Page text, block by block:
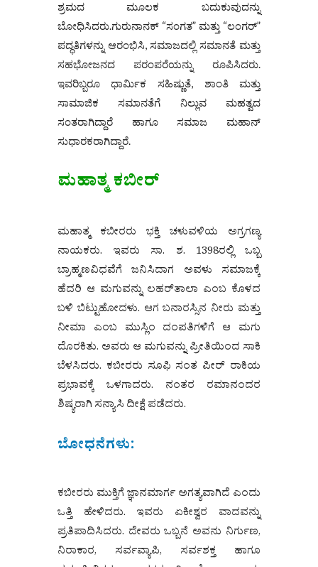
ಶ್ರಮದ ಮೂಲಕ ಬದುಕುವುದನ್ನು
ಬೋಧಿಸಿದರು.ಗುರುನಾನಕ್ “ಸಂಗತ” ಮತ್ತು “ಲಂಗರ್”
ಪದ್ಧತಿಗಳನ್ನು ಆರಂಭಿಸಿ, ಸಮಾಜದಲ್ಲಿ ಸಮಾನತೆ ಮತ್ತು
ಸಹಭೋಜನದ ಪರಂಪರೆಯನ್ನು ರೂಪಿಸಿದರು.
ಇವರಿಬ್ಬರೂ ಧಾರ್ಮಿಕ ಸಹಿಷ್ಣುತೆ, ಶಾಂತಿ ಮತ್ತು
ಸಾಮಾಜಿಕ ಸಮಾನತೆಗೆ ನಿಲ್ಲುವ ಮಹತ್ವದ
ಸಂತರಾಗಿದ್ದಾರೆ ಹಾಗೂ ಸಮಾಜ ಮಹಾನ್‌
ಸುಧಾರಕರಾಗಿದ್ದಾರೆ.
ಮಹಾತ್ಮ ಕಬೀರ್
ಮಹಾತ್ಮ ಕಬೀರರು ಭಕ್ತಿ ಚಳುವಳಿಯ ಅಗ್ರಗಣ್ಯ
ನಾಯಕರು. ಇವರು ಸಾ. ಶ. 1398ರಲ್ಲಿ ಒಬ್ಬ
ಬ್ರಾಹ್ಮಣವಿಧವೆಗೆ ಜನಿಸಿದಾಗ ಅವಳು ಸಮಾಜಕ್ಕೆ
ಹೆದರಿ ಆ ಮಗುವನ್ನು ಲಹರ್‌ತಾಲಾ ಎಂಬ ಕೊಳದ
ಬಳಿ ಬಿಟ್ಟುಹೋದಳು. ಆಗ ಬನಾರಸ್ಸಿನ ನೀರು ಮತ್ತು
ನೀಮಾ ಎಂಬ ಮುಸ್ಲಿಂ ದಂಪತಿಗಳಿಗೆ ಆ ಮಗು
ದೊರಕಿತು. ಅವರು ಆ ಮಗುವನ್ನು ಪ್ರೀತಿಯಿಂದ ಸಾಕಿ
ಬೆಳಸಿದರು. ಕಬೀರರು ಸೂಫಿ ಸಂತ ಪೀರ್ ರಾಕಿಯ
ಪ್ರಭಾವಕ್ಕೆ ಒಳಗಾದರು. ನಂತರ ರಮಾನಂದರ
ಶಿಷ್ಯರಾಗಿ ಸನ್ಯಾಸಿ ದೀಕ್ಷೆ ಪಡೆದರು.
ಬೋಧನೆಗಳು:
ಕಬೀರರು ಮುಕ್ತಿಗೆ ಜ್ಞಾನಮಾರ್ಗ ಅಗತ್ಯವಾಗಿದೆ ಎಂದು
ಒತ್ತಿ ಹೇಳಿದರು. ಇವರು ಏಕೀಶ್ವರ ವಾದವನ್ನು
ಪ್ರತಿಪಾದಿಸಿದರು. ದೇವರು ಒಬ್ಬನೆ ಅವನು ನಿರ್ಗುಣ,
ನಿರಾಕಾರ, ಸರ್ವವ್ಯಾಪಿ, ಸರ್ವಶಕ್ತ ಹಾಗೂ